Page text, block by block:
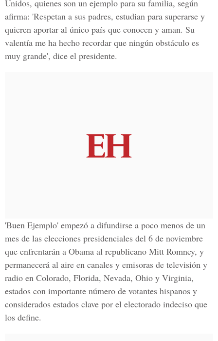
Unidos, quienes son un ejemplo para su familia, según
afirma: 'Respetan a sus padres, estudian para superarse y
quieren aportar al único país que conocen y aman. Su
valentía me ha hecho recordar que ningún obstáculo es
muy grande', dice el presidente.
'Buen Ejemplo' empezó a difundirse a poco menos de un
mes de las elecciones presidenciales del 6 de noviembre
que enfrentarán a Obama al republicano Mitt Romney, y
permanecerá al aire en canales y emisoras de televisión y
radio en Colorado, Florida, Nevada, Ohio y Virginia,
estados con importante número de votantes hispanos y
considerados estados clave por el electorado indeciso que
los define.